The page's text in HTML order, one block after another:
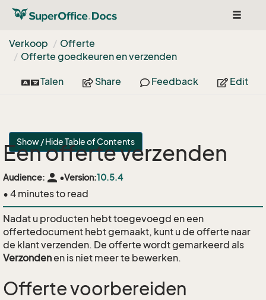
Toggle
Verkoop
Offerte
Offerte goedkeuren en verzenden
Talen Share Feedback Edit
Show / Hide Table of Contents
Een offerte verzenden
Audience: person •Version:10.5.4
• 4 minutes to read
Nadat u producten hebt toegevoegd en een
offertedocument hebt gemaakt, kunt u de offerte naar
de klant verzenden. De offerte wordt gemarkeerd als
Verzondenen is niet meer te bewerken.
Offerte voorbereiden